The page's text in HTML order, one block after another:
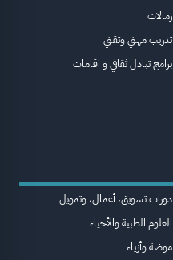
زمالات
تدريب مهني وتقني
برامج تبادل ثقافي و اقامات
دورات تسويق، أعمال، وتمويل
العلوم الطبية والأحياء
موضة وأزياء